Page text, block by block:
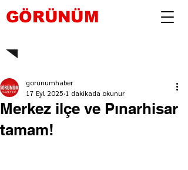
GÖRÜNÜM
Merkez ilçe ve Pınarhisar
tamam!
gorunumhaber
17 Eyl 2025 1 dakikada okunur